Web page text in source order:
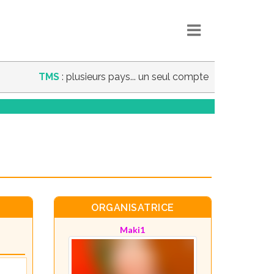
TMS : plusieurs pays... un seul compte
ORGANISATRICE
Maki1